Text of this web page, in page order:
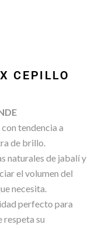
CEPILLO
tendencia a
de brillo.
naturales de jabalí y
el volumen del
necesita.
perfecto para
respeta su